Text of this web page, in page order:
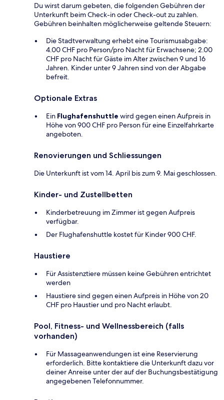
Du wirst darum gebeten, die folgenden Gebühren der
Unterkunft beim Check-in oder Check-out zu zahlen.
Gebühren beinhalten möglicherweise geltende Steuern:
Die Stadtverwaltung erhebt eine Tourismusabgabe:
4.00 CHF pro Person/pro Nacht für Erwachsene; 2.00
CHF pro Nacht für Gäste im Alter zwischen 9 und 16
Jahren. Kinder unter 9 Jahren sind von der Abgabe
befreit.
Optionale Extras
Ein Flughafenshuttle wird gegen einen Aufpreis in
Höhe von 900 CHF pro Person für eine Einzelfahrkarte
angeboten.
Renovierungen und Schliessungen
Die Unterkunft ist vom 14. April bis zum 9. Mai geschlossen.
Kinder- und Zustellbetten
Kinderbetreuung im Zimmer ist gegen Aufpreis
verfügbar.
Der Flughafenshuttle kostet für Kinder 900 CHF.
Haustiere
Für Assistenztiere müssen keine Gebühren entrichtet
werden
Haustiere sind gegen einen Aufpreis in Höhe von 20
CHF pro Haustier und pro Nacht erlaubt.
Pool, Fitness- und Wellnessbereich (falls
vorhanden)
Für Massageanwendungen ist eine Reservierung
erforderlich. Bitte kontaktiere die Unterkunft dazu vor
deiner Anreise unter der auf der Buchungsbestätigung
angegebenen Telefonnummer.